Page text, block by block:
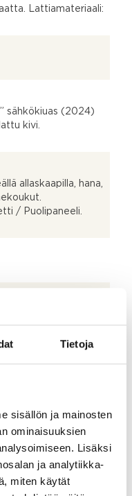
Tietoja
sisällön ja mainosten
ominaisuuksien
Lisäksi
ja analytiikka-
miten käytät
Lattiamateriaali:
sähkökiuas (2024)
kivi.
allaskaapilla, hana,
/ Puolipaneeli.
allas,
Seinämateriaali:
Maali / Maalattu tiili.
edessä kivilaatta.
Parketti.